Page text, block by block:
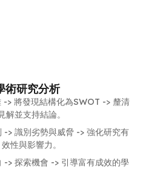
術研究分析
-> 將發現結構化為SWOT -> 釐清
見解並支持結論。
-> 識別劣勢與威脅 -> 強化研究有
效性與影響力。
-> 探索機會 -> 引導富有成效的學